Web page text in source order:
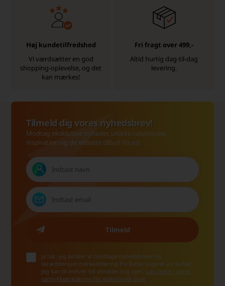
Høj kundetilfredshed
Vi værdsætter en god
shopping-oplevelse, og det
kan mærkes!
Fri fragt over 499,-
Altid hurtig dag-til-dag
levering.
Tilmeld dig vores nyhedsbrev!
Modtag eksklusive nyheder, unikke rabatkoder,
inspiration og de vildeste tilbud fra os!
Ja tak, jeg ønsker at modtage nyhedsbreve og
skræddersyet markedsføring fra Batterilageret via e-mail.
Jeg kan til enhver tid afmelde mig igen. Læs mere i vores
samtykkeerklæring for elektronisk post